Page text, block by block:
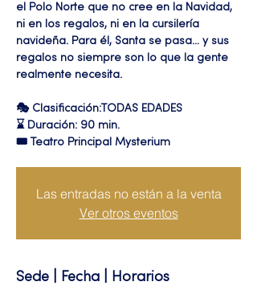
el Polo Norte que no cree en la Navidad,
ni en los regalos, ni en la cursilería
navideña. Para él, Santa se pasa… y sus
regalos no siempre son lo que la gente
realmente necesita.
🎭 Clasificación:TODAS EDADES
⌛ Duración: 90 min.
🎟 Teatro Principal Mysterium
Las entradas no están a la venta
Ver otros eventos
Sede | Fecha | Horarios